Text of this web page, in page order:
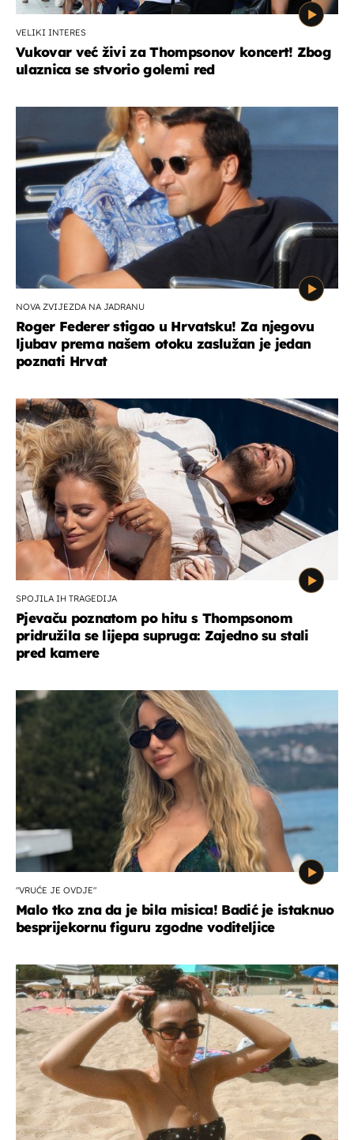
VELIKI INTERES
Vukovar već živi za Thompsonov koncert! Zbog
ulaznica se stvorio golemi red
NOVA ZVIJEZDA NA JADRANU
Roger Federer stigao u Hrvatsku! Za njegovu
ljubav prema našem otoku zaslužan je jedan
poznati Hrvat
SPOJILA IH TRAGEDIJA
Pjevaču poznatom po hitu s Thompsonom
pridružila se lijepa supruga: Zajedno su stali
pred kamere
"VRUĆE JE OVDJE"
Malo tko zna da je bila misica! Badić je istaknuo
besprijekornu figuru zgodne voditeljice